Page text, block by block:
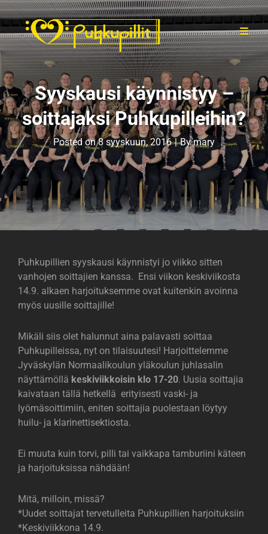
Syyskausi käynnistyy –
soittajaksi Puhkupilleihin?
Posted on8 syyskuun, 2016 | ByByline
mary
Puhkupillien syyskausi käynnistyi jo viikko sitten
vanhojen soittajien kanssa. Ensi viikon keskiviikosta
14.9. alkaen harjoituksemme ovat kuitenkin avoinna
myös uusille soittajille!
Mikäli siis olet halunnut aina palavasti soittaa
Puhkupilleissa, nyt on tilaisuutesi! Harjoittelemme
Jyväskylän Normaalikoulun yläkoulun juhlasalin
näyttämöllä keskiviikkoisin klo 17-20. Uusia soittajia
kaivataan tällä hetkellä erityisesti vaski- ja
lyömäsoittimiin, eniten soittajia puolestaan löytyy
huilu- ja klarinettisektiosta.
Ei muuta kuin torvi, pilli tai vaikkapa tamburiini käteen
ja harjoituksissa nähdään!
Mitä, milloin, missä?
*Uudet soittajat tervetulleita Puhkupillien harjoituksiin
*Keskiviikkona 14.9.